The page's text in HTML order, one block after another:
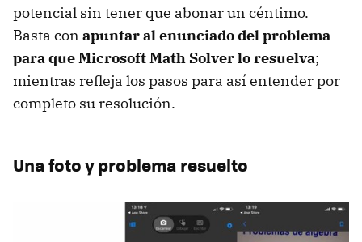
potencial sin tener que abonar un céntimo.
Basta con apuntar al enunciado del problema
para que Microsoft Math Solver lo resuelva;
mientras refleja los pasos para así entender por
completo su resolución.
Una foto y problema resuelto